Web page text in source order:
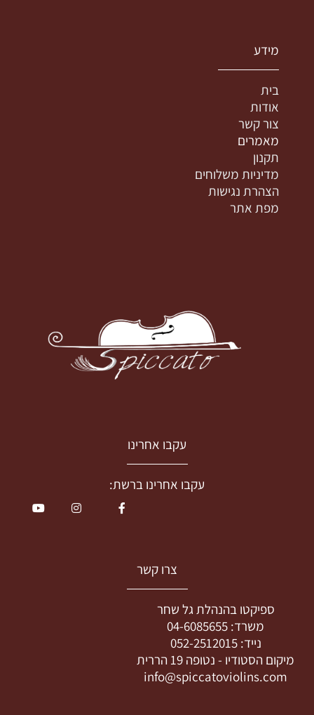
מידע
בית
אודות
צור קשר
מאמרים
תקנון
מדיניות משלוחים
הצהרת נגישות
מפת אתר
עקבו אחרינו
עקבו אחרינו ברשת:
צרו קשר
ספיקטו בהנהלת גל שחר
משרד: 04-6085655
נייד:052-2512015
מיקום הסטודיו - נטופה 19 הררית
info@spiccatoviolins.com